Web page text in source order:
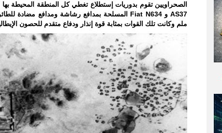
الصحراويين تقوم بدوريات إستطلاع تغطي كل المنطقة المحيطة
ملم وكانت تلك القوات بمثابة قوة إنذار ودفاع متقدم للحصون